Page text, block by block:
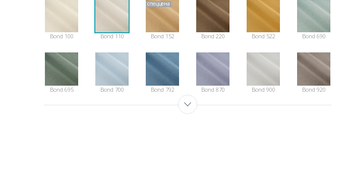
Bond 100 Bond 110
спеццена
Bond 152 Bond 220 Bond 522 Bond 690
Bond 695 Bond 700 Bond 792 Bond 870 Bond 900 Bond 920